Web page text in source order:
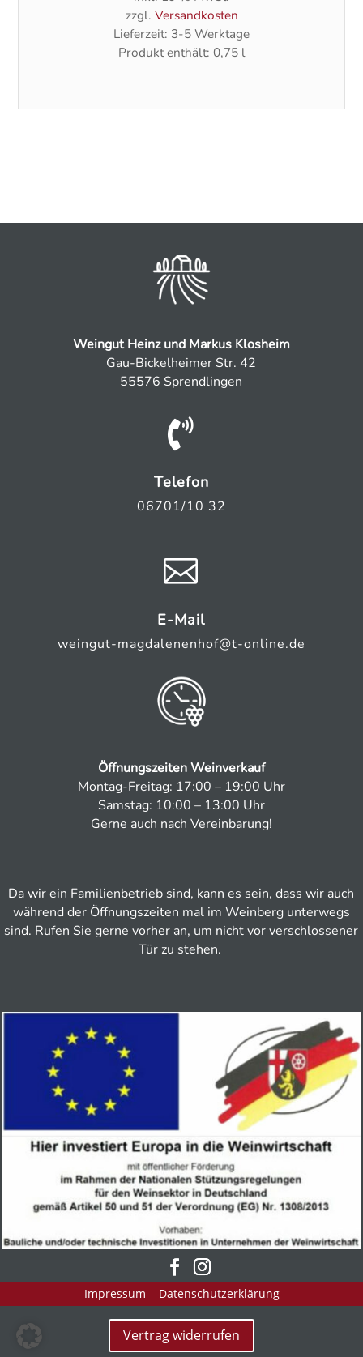
zzgl. Versandkosten
Lieferzeit: 3-5 Werktage
Produkt enthält: 0,75 l
Weingut Heinz und Markus Klosheim
Gau-Bickelheimer Str. 42
55576 Sprendlingen

Telefon
06701/10 32

E-Mail
weingut-magdalenenhof@t-online.de
Öffnungszeiten Weinverkauf
Montag-Freitag: 17:00 – 19:00 Uhr
Samstag: 10:00 – 13:00 Uhr
Gerne auch nach Vereinbarung!
Da wir ein Familienbetrieb sind, kann es sein, dass wir auch
während der Öffnungszeiten mal im Weinberg unterwegs
sind. Rufen Sie gerne vorher an, um nicht vor verschlossener
Tür zu stehen.
Impressum Datenschutzerklärung
Vertrag widerrufen